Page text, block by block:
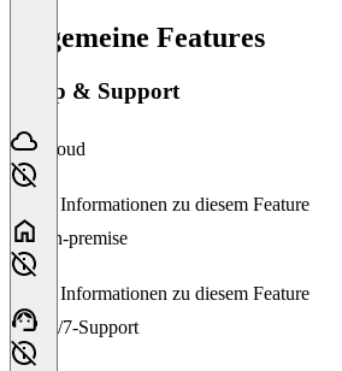
Allgemeine Features
Setup & Support
Cloud
Keine Informationen zu diesem Feature
On-premise
Keine Informationen zu diesem Feature
24/7-Support